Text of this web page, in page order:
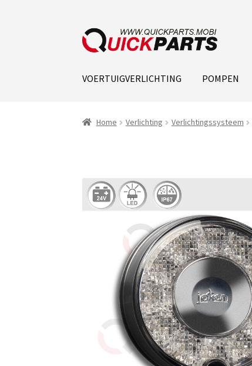
VOERTUIGVERLICHTING POMPEN
Home Verlichting Verlichtingssysteem